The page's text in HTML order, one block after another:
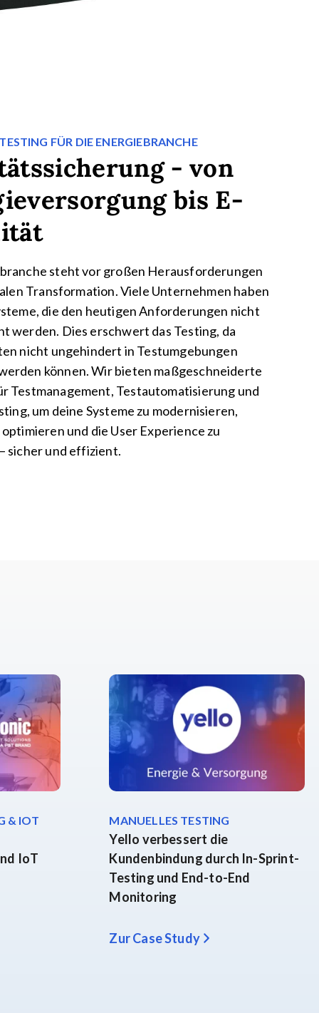
FÜR DIE ENERGIEBRANCHE
- von
bis E-
steht vor großen Herausforderungen
Transformation. Viele Unternehmen haben
die den heutigen Anforderungen nicht
werden. Dies erschwert das Testing, da
nicht ungehindert in Testumgebungen
können. Wir bieten maßgeschneiderte
Testmanagement, Testautomatisierung und
um deine Systeme zu modernisieren,
optimieren und die User Experience zu
sicher und effizient.
& IOT
IoT
MANUELLES TESTING
Yello verbessert die
Kundenbindung durch In-Sprint-
Testing und End-to-End
Monitoring
Zur Case Study